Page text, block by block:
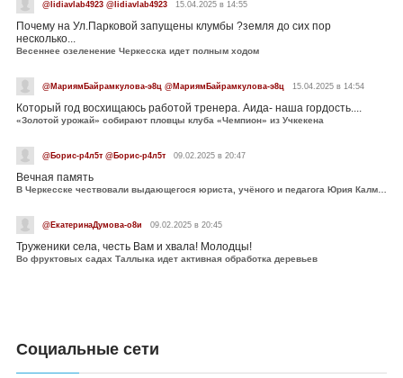
@lidiavlab4923 @lidiavlab4923 15.04.2025 в 14:55
Почему на Ул.Парковой запущены клумбы ?земля до сих пор
несколько...
Весеннее озеленение Черкесска идет полным ходом
@МариямБайрамкулова-э8ц @МариямБайрамкулова-э8ц 15.04.2025 в 14:54
Который год восхищаюсь работой тренера. Аида- наша гордость....
«Золотой урожай» собирают пловцы клуба «Чемпион» из Учкекена
@Борис-р4л5т @Борис-р4л5т 09.02.2025 в 20:47
Вечная память
В Черкесске чествовали выдающегося юриста, учёного и педагога Юрия Калмыкова
@ЕкатеринаДумова-о8и 09.02.2025 в 20:45
Труженики села, честь Вам и хвала! Молодцы!
Во фруктовых садах Таллыка идет активная обработка деревьев
Социальные сети